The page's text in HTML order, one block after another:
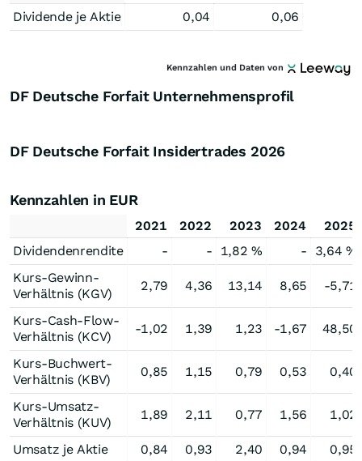
Dividende je Aktie
0,04 0,06
Kennzahlen und Daten von
DF Deutsche Forfait Unternehmensprofil
DF Deutsche Forfait Insidertrades 2026
Kennzahlen in EUR
2021 2022 2023 2024
2025
Dividendenrendite
- - 1,82 % -
3,64 %
Kurs-Gewinn-
Verhältnis (KGV)
2,79 4,36 13,14 8,65 -5,71
Kurs-Cash-Flow-
Verhältnis (KCV)
-1,02 1,39 1,23 -1,67 48,50
Kurs-Buchwert-
Verhältnis (KBV)
0,85 1,15 0,79 0,53 0,40
Kurs-Umsatz-
Verhältnis (KUV)
1,89 2,11 0,77 1,56 1,02
Umsatz je Aktie 0,84 0,93 2,40 0,94
0,95